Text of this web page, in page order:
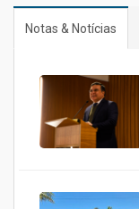
Notas & Notícias